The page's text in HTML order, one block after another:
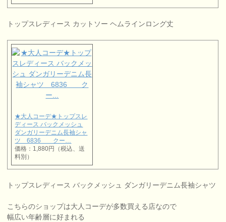
トップスレディース カットソー ヘムラインロング丈
★大人コーデ★トップスレ
ディース バックメッシュ
ダンガリーデニム長袖シャ
ツ 6836 クー…
価格：1,880円（税込、送
料別）
トップスレディース バックメッシュ ダンガリーデニム長袖シャツ
こちらのショップは大人コーデが多数買える店なので
幅広い年齢層に好まれる